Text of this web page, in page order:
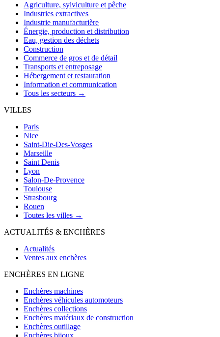
Agriculture, sylviculture et pêche
Industries extractives
Industrie manufacturière
Énergie, production et distribution
Eau, gestion des déchets
Construction
Commerce de gros et de détail
Transports et entreposage
Hébergement et restauration
Information et communication
Tous les secteurs →
VILLES
Paris
Nice
Saint-Die-Des-Vosges
Marseille
Saint Denis
Lyon
Salon-De-Provence
Toulouse
Strasbourg
Rouen
Toutes les villes →
ACTUALITÉS & ENCHÈRES
Actualités
Ventes aux enchères
ENCHÈRES EN LIGNE
Enchères machines
Enchères véhicules automoteurs
Enchères collections
Enchères matériaux de construction
Enchères outillage
Enchères bijoux